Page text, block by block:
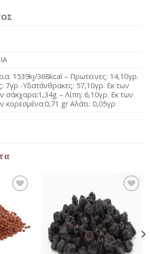
1539kj/368kcal – Πρωτεϊνες: 14,10γρ.
7γρ -Υδατάνθρακες: 57,10γρ. Εκ των
σάκχαρα:1,34g – Λίπη: 6,10γρ. Εκ των
κορεσμένα:0,71 gr Αλάτι: 0,05γρ
Λίστα
Προσθήκη
στη Λίστα
Αγαπημένων